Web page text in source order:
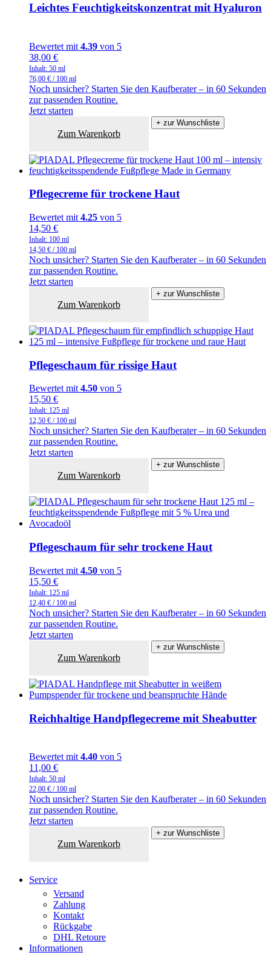
Leichtes Feuchtigkeitskonzentrat mit Hyaluron
Bewertet mit 4.39 von 5
38,00 €
Inhalt: 50 ml
76,00 € / 100 ml
Noch unsicher? Starten Sie den Kaufberater – in 60 Sekunden
zur passenden Routine.
Jetzt starten
Zum Warenkorb
+ zur Wunschliste
Pflegecreme für trockene Haut
Bewertet mit 4.25 von 5
14,50 €
Inhalt: 100 ml
14,50 € / 100 ml
Noch unsicher? Starten Sie den Kaufberater – in 60 Sekunden
zur passenden Routine.
Jetzt starten
Zum Warenkorb
+ zur Wunschliste
Pflegeschaum für rissige Haut
Bewertet mit4.50 von 5
15,50 €
Inhalt: 125 ml
12,50 € / 100 ml
Noch unsicher? Starten Sie den Kaufberater – in 60 Sekunden
zur passenden Routine.
Jetzt starten
Zum Warenkorb
+ zur Wunschliste
Pflegeschaum für sehr trockene Haut
Bewertet mit 4.50 von 5
15,50 €
Inhalt: 125 ml
12,40 € / 100 ml
Noch unsicher? Starten Sie den Kaufberater – in 60 Sekunden
zur passenden Routine.
Jetzt starten
Zum Warenkorb
+ zur Wunschliste
Reichhaltige Handpflegecreme mit Sheabutter
Bewertet mit 4.40 von 5
11,00 €
Inhalt: 50 ml
22,00 € / 100 ml
Noch unsicher? Starten Sie den Kaufberater – in 60 Sekunden
zur passenden Routine.
Jetzt starten
Zum Warenkorb
+ zur Wunschliste
Service
Versand
Zahlung
Kontakt
Rückgabe
DHL Retoure
Informationen